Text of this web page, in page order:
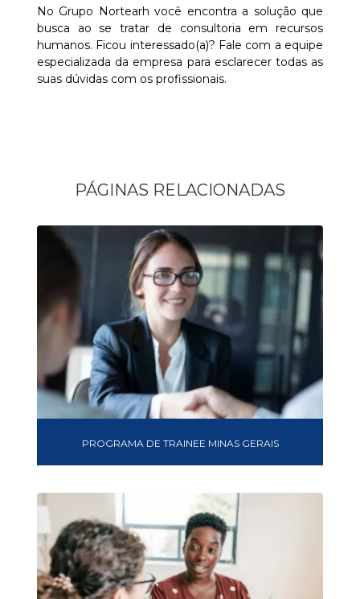
No Grupo Nortearh você encontra a solução que
busca ao se tratar de consultoria em recursos
humanos. Ficou interessado(a)? Fale com a equipe
especializada da empresa para esclarecer todas as
suas dúvidas com os profissionais.
PÁGINAS RELACIONADAS
PROGRAMA DE TRAINEE MINAS GERAIS